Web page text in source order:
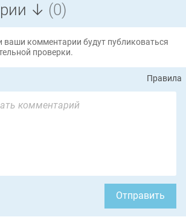
↓ (0)
ваши комментарии будут публиковаться
проверки.
Правила
Отправить